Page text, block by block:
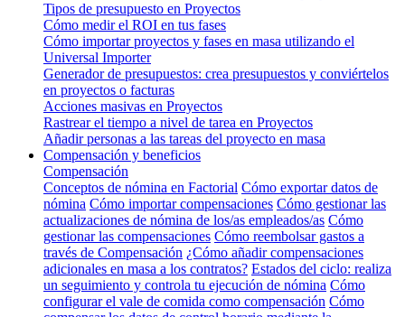
Tipos de presupuesto en Proyectos
Cómo medir el ROI en tus fases
Cómo importar proyectos y fases en masa utilizando el
Universal Importer
Generador de presupuestos: crea presupuestos y conviértelos
en proyectos o facturas
Acciones masivas en Proyectos
Rastrear el tiempo a nivel de tarea en Proyectos
Añadir personas a las tareas del proyecto en masa
Compensación y beneficios
Compensación
Conceptos de nómina en Factorial Cómo exportar datos de
nómina Cómo importar compensaciones Cómo gestionar las
actualizaciones de nómina de los/as empleados/as Cómo
gestionar las compensaciones Cómo reembolsar gastos a
través de Compensación ¿Cómo añadir compensaciones
adicionales en masa a los contratos? Estados del ciclo: realiza
un seguimiento y controla tu ejecución de nómina Cómo
configurar el vale de comida como compensación Cómo